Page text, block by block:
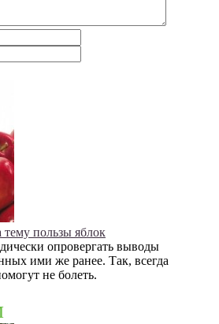
пользы яблок
опровергать выводы
ими же ранее. Так, всегда
не болеть.